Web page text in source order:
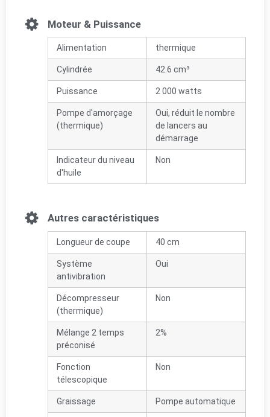
Moteur & Puissance
Alimentation thermique
Cylindrée 42.6 cm³
Puissance 2 000 watts
Pompe d'amorçage
(thermique)
Oui, réduit le nombre
de lancers au
démarrage
Indicateur du niveau
d'huile
Non
Autres caractéristiques
Longueur de coupe 40 cm
Système
antivibration
Oui
Décompresseur
(thermique)
Non
Mélange 2 temps
préconisé
2%
Fonction
télescopique
Non
Graissage Pompe automatique